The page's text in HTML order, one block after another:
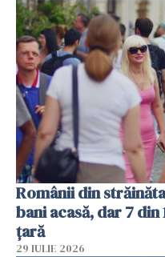
Românii din
bani acasă, dar 7
țară
29 IULIE 2026